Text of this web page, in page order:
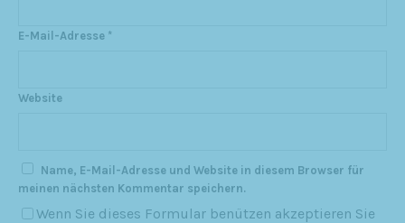
E-Mail-Adresse *
Website
Name, E-Mail-Adresse und Website in diesem Browser für
meinen nächsten Kommentar speichern.
Wenn Sie dieses Formular benützen akzeptieren Sie